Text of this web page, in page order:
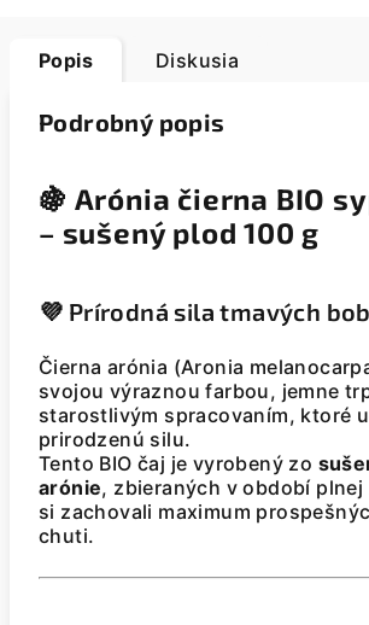
Popis Diskusia
Podrobný popis
🍇 Arónia čierna BIO
– sušený plod 100 g
💜 Prírodná sila tmavých
Čierna arónia (Aronia
svojou výraznou farbou, jemne
starostlivým spracovaním, ktoré
prirodzenú silu.
Tento BIO čaj je vyrobený zo
arónie, zbieraných v období
si zachovali maximum
chuti.